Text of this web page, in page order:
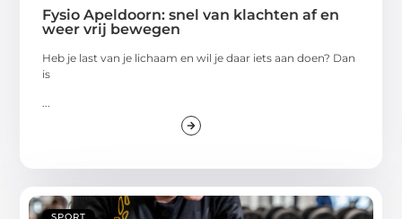
Fysio Apeldoorn: snel van klachten af en
weer vrij bewegen
Heb je last van je lichaam en wil je daar iets aan doen? Dan
is
...